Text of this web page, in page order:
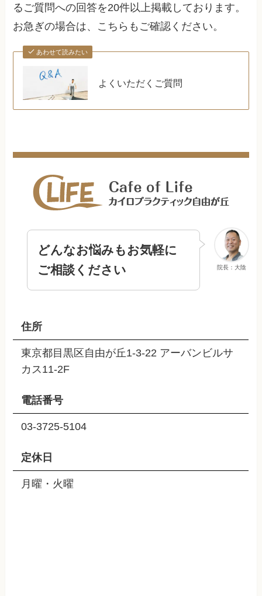
るご質問への回答を20件以上掲載しております。
お急ぎの場合は、こちらもご確認ください。
あわせて読みたい
よくいただくご質問
院長：大陰
どんなお悩みもお気軽に
ご相談ください
住所
東京都目黒区自由が丘1-3-22 アーバンビルサ
カス11-2F
電話番号
03-3725-5104
定休日
月曜・火曜